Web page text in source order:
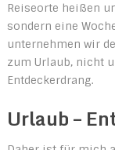
Reiseorte heißen
sondern eine
unternehmen wir
zum Urlaub, nicht
Entdeckerdrang.
Urlaub –